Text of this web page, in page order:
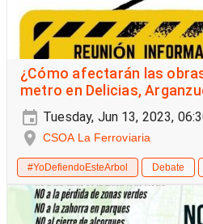
¿Cómo afectarán las
metro en Delicias,
Tuesday, Jun 13, 2023,
CSOA La Ferroviaria
#YoDefiendoEsteArbol Debate